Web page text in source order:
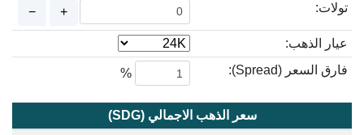
تولات: +
−
عيار الذهب:
فارق السعر (Spread):
%
سعر الذهب الاجمالي (SDG)